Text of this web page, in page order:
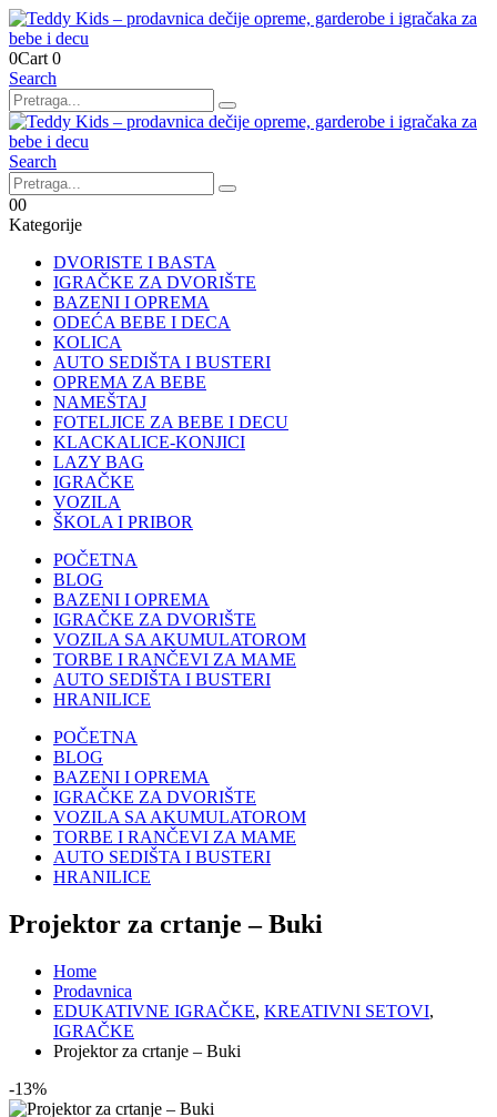
0Cart 0
Search
Search
00
Kategorije
DVORISTE I BASTA
IGRAČKE ZA DVORIŠTE
BAZENI I OPREMA
ODEĆA BEBE I DECA
KOLICA
AUTO SEDIŠTA I BUSTERI
OPREMA ZA BEBE
NAMEŠTAJ
FOTELJICE ZA BEBE I DECU
KLACKALICE-KONJICI
LAZY BAG
IGRAČKE
VOZILA
ŠKOLA I PRIBOR
POČETNA
BLOG
BAZENI I OPREMA
IGRAČKE ZA DVORIŠTE
VOZILA SA AKUMULATOROM
TORBE I RANČEVI ZA MAME
AUTO SEDIŠTA I BUSTERI
HRANILICE
POČETNA
BLOG
BAZENI I OPREMA
IGRAČKE ZA DVORIŠTE
VOZILA SA AKUMULATOROM
TORBE I RANČEVI ZA MAME
AUTO SEDIŠTA I BUSTERI
HRANILICE
Projektor za crtanje – Buki
Home
Prodavnica
EDUKATIVNE IGRAČKE, KREATIVNI SETOVI,
IGRAČKE
Projektor za crtanje – Buki
-13%